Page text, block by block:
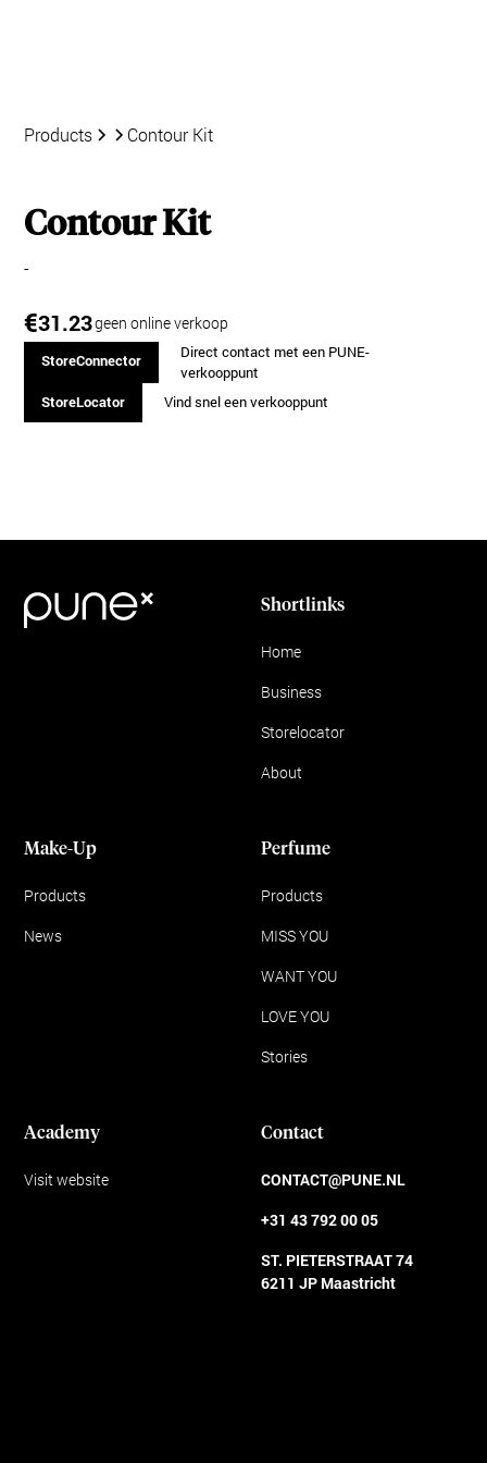
Products Contour Kit
Contour Kit
-
€31.23geen online verkoop
StoreConnector
Direct contact met een PUNE-
verkooppunt
StoreLocator
Vind snel een verkooppunt
Shortlinks
Home
Business
Storelocator
About
Make-Up
Products
News
Perfume
Products
MISS YOU
WANT YOU
LOVE YOU
Stories
Academy
Visit website
Contact
CONTACT@PUNE.NL
+31 43 792 00 05
ST. PIETERSTRAAT 74
6211 JP Maastricht